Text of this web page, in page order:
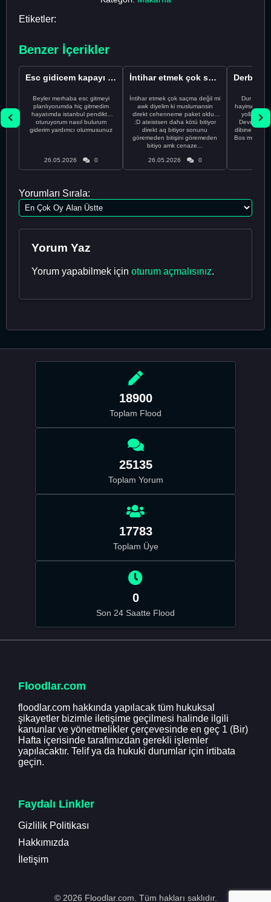
Etiketler:
Benzer İçerikler
Esc gidicem kapayı koydum
Beyler merhaba esc gitmeyi
planlıyorumda hiç gitmedim
hayatımda istanbul pendikte
oturuyorum nasıl bulurum
giderim yardımcı olurmusunuz
26.05.2026 0
İntihar etmek çok saçma değil mi
İntihar etmek çok saçma değil mi
awk diyelim ki muslumansin
direkt cehenneme paket oldun
:D ateistsen daha kötü bitiyor
direkt aq bitiyor sonunu
göremeden bitişini göremeden
bitiyo amk cenaze...
26.05.2026 0
Dur
hayirsever
yolla
Devrim abi
dibine
Bos
Yorumları Sırala:
Yorum Yaz
Yorum yapabilmek için oturum açmalısınız.
18900
Toplam Flood
25135
Toplam Yorum
17783
Toplam Üye
0
Son 24 Saatte Flood
Floodlar.com
floodlar.com hakkında yapılacak tüm hukuksal
şikayetler bizimle iletişime geçilmesi halinde ilgili
kanunlar ve yönetmelikler çerçevesinde en geç 1 (Bir)
Hafta içerisinde tarafımızdan gerekli işlemler
yapılacaktır. Telif ya da hukuki durumlar için irtibata
geçin.
Faydalı Linkler
Gizlilik Politikası
Hakkımızda
İletişim
© 2026 Floodlar.com. Tüm hakları saklıdır.